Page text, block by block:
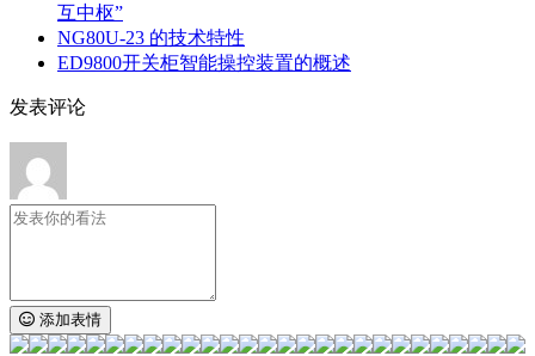
互中枢”
NG80U-23 的技术特性
ED9800开关柜智能操控装置的概述
发表评论
添加表情